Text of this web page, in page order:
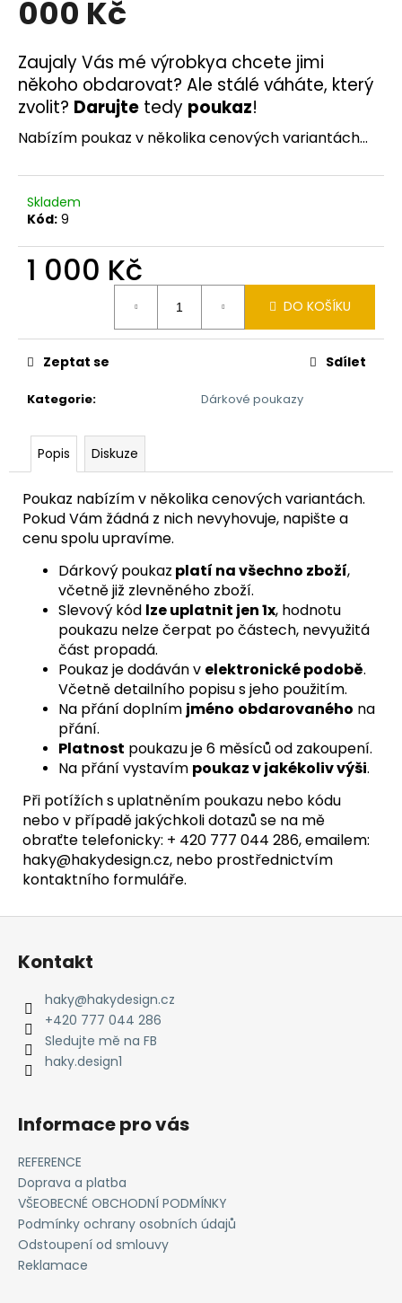
000 Kč
Zaujaly Vás mé výrobkya chcete jimi
někoho obdarovat? Ale stálé váháte, který
zvolit? Darujte tedy poukaz!
Nabízím poukaz v několika cenových variantách...
Skladem
Kód: 9
1 000 Kč
DO KOŠÍKU
Kategorie: Dárkové poukazy
Zeptat se Sdílet
Popis Diskuze
Poukaz nabízím v několika cenových variantách.
Pokud Vám žádná z nich nevyhovuje, napište a
cenu spolu upravíme.
Dárkový poukaz platí na všechno zboží,
včetně již zlevněného zboží.
Slevový kód lze uplatnit jen 1x, hodnotu
poukazu nelze čerpat po částech, nevyužitá
část propadá.
Poukaz je dodáván v elektronické podobě.
Včetně detailního popisu s jeho použitím.
Na přání doplním jméno obdarovaného na
přání.
Platnost poukazu je 6 měsíců od zakoupení.
Na přání vystavím poukaz v jakékoliv výši.
Při potížích s uplatněním poukazu nebo kódu
nebo v případě jakýchkoli dotazů se na mě
obraťte telefonicky: + 420 777 044 286, emailem:
haky@hakydesign.cz, nebo prostřednictvím
kontaktního formuláře.
a
í
t
?
o
č
e
PRSTEN
ŽÍHANÝ
Z
Kontakt
haky@hakydesign.cz
+420 777 044 286
Sledujte mě na FB
haky.design1
Informace pro vás
REFERENCE
Doprava a platba
VŠEOBECNÉ OBCHODNÍ PODMÍNKY
Podmínky ochrany osobních údajů
Odstoupení od smlouvy
Reklamace